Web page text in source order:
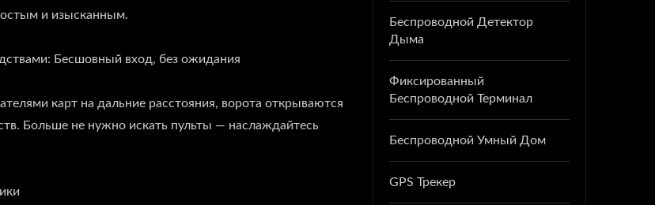
и изысканным.
Бесшовный вход, без ожидания
карт на дальние расстояния, ворота открываются
Больше не нужно искать пульты — наслаждайтесь
Беспроводной Детектор
Дыма
Фиксированный
Беспроводной Терминал
Беспроводной Умный Дом
GPS Трекер